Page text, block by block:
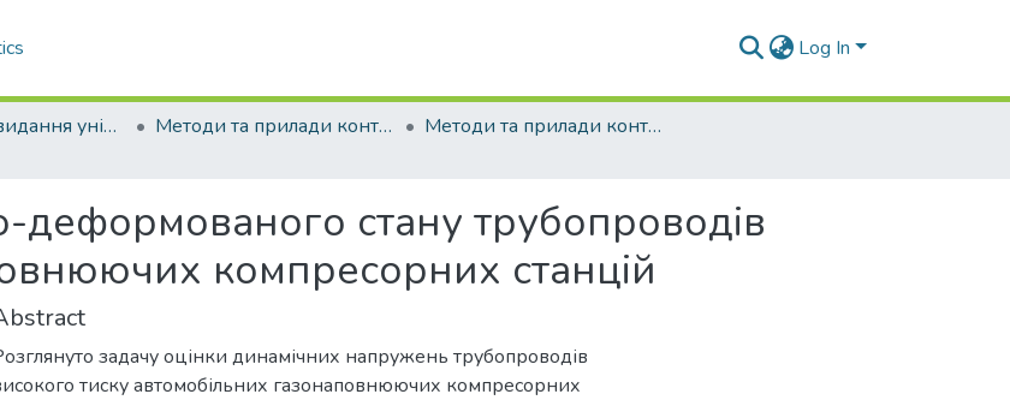
Log In
Періодичні видання університету Методи та прилади контролю якості
Методи та прилади контролю якості - 2003 - №10
деформованого стану трубопроводів
компресорних станцій
задачу оцінки динамічних напружень трубопроводів
тиску автомобільних газонаповнюючих компресорних